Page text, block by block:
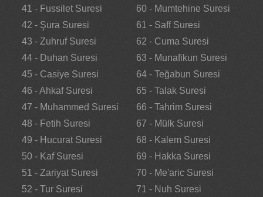
41 - Fussilet Suresi
42 - Şura Suresi
43 - Zuhruf Suresi
44 - Duhan Suresi
45 - Casiye Suresi
46 - Ahkaf Suresi
47 - Muhammed Suresi
48 - Fetih Suresi
49 - Hucurat Suresi
50 - Kaf Suresi
51 - Zariyat Suresi
52 - Tur Suresi
60 - Mumtehine Suresi
61 - Saff Suresi
62 - Cuma Suresi
63 - Munafikun Suresi
64 - Teğabun Suresi
65 - Talak Suresi
66 - Tahrim Suresi
67 - Mülk Suresi
68 - Kalem Suresi
69 - Hakka Suresi
70 - Me'aric Suresi
71 - Nuh Suresi